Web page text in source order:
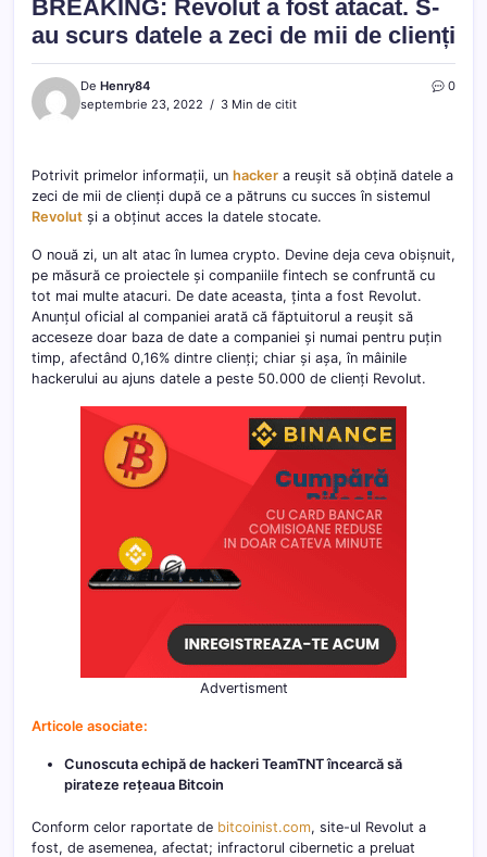
BREAKING: Revolut a fost atacat. S-
au scurs datele a zeci de mii de clienți
De Henry84
septembrie 23, 2022
3 Min de citit
0
Potrivit primelor informații, un hacker a reușit să obțină datele a
zeci de mii de clienți după ce a pătruns cu succes în sistemul
Revolut și a obținut acces la datele stocate.
O nouă zi, un alt atac în lumea crypto. Devine deja ceva obișnuit,
pe măsură ce proiectele și companiile fintech se confruntă cu
tot mai multe atacuri. De date aceasta, ținta a fost Revolut.
Anunțul oficial al companiei arată că făptuitorul a reușit să
acceseze doar baza de date a companiei și numai pentru puțin
timp, afectând 0,16% dintre clienți; chiar și așa, în mâinile
hackerului au ajuns datele a peste 50.000 de clienți Revolut.
Advertisment
Articole asociate:
Cunoscuta echipă de hackeri TeamTNT încearcă să
pirateze rețeaua Bitcoin
Conform celor raportate de bitcoinist.com, site-ul Revolut a
fost, de asemenea, afectat; infractorul cibernetic a preluat